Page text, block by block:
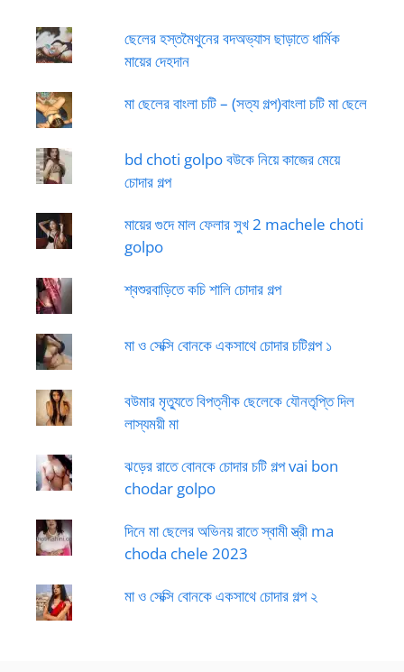
ছেলের হস্তমৈথুনের বদঅভ্যাস ছাড়াতে ধার্মিক
মায়ের দেহদান
মা ছেলের বাংলা চটি – (সত্য গল্প)বাংলা চটি মা ছেলে
bd choti golpo বউকে নিয়ে কাজের মেয়ে
চোদার গল্প
মায়ের গুদে মাল ফেলার সুখ 2 machele choti
golpo
শ্বশুরবাড়িতে কচি শালি চোদার গল্প
মা ও সেক্সি বোনকে একসাথে চোদার চটিগল্প ১
বউমার মৃত্যুতে বিপত্নীক ছেলেকে যৌনতৃপ্তি দিল
লাস্যময়ী মা
ঝড়ের রাতে বোনকে চোদার চটি গল্প vai bon
chodar golpo
দিনে মা ছেলের অভিনয় রাতে স্বামী স্ত্রী ma
choda chele 2023
মা ও সেক্সি বোনকে একসাথে চোদার গল্প ২